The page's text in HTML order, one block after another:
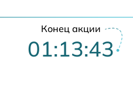
Конец акции
01:13:42